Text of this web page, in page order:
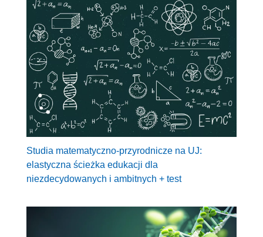
Studia matematyczno-przyrodnicze na UJ:
elastyczna ścieżka edukacji dla
niezdecydowanych i ambitnych + test